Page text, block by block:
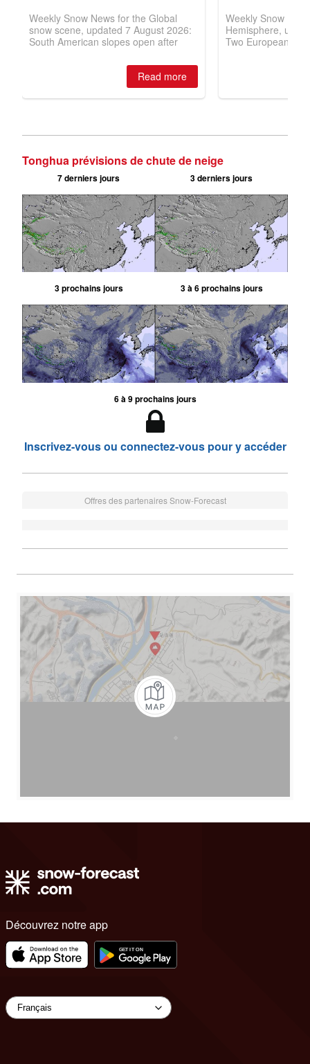
Tonghua prévisions de chute de neige
7 derniers jours 3 derniers jours
3 prochains jours 3 à 6 prochains jours
6 à 9 prochains jours
Inscrivez-vous ou connectez-vous pour y accéder
Offres des partenaires Snow-Forecast
Découvrez notre app